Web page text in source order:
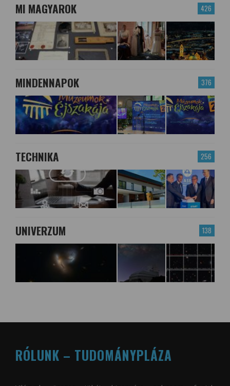
426
MI MAGYAROK
376
MINDENNAPOK
256
TECHNIKA
138
UNIVERZUM
RÓLUNK – TUDOMÁNYPLÁZA